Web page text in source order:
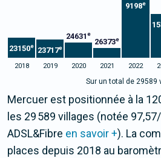
23150e 23717e
24631e
26373e
9198e
2018 2019 2020 2021 2022
Sur un total de 29589
Mercuer est positionnée à la
les 29 589 villages (notée
ADSL&Fibre en savoir +). La
places depuis 2018 au